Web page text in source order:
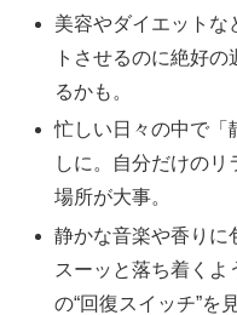
美容やダイエットな
トさせるのに絶好
るかも。
忙しい日々の中で「
しに。自分だけの
場所が大事。
静かな音楽や香りに
スーッと落ち着くよ
の“回復スイッチ”を